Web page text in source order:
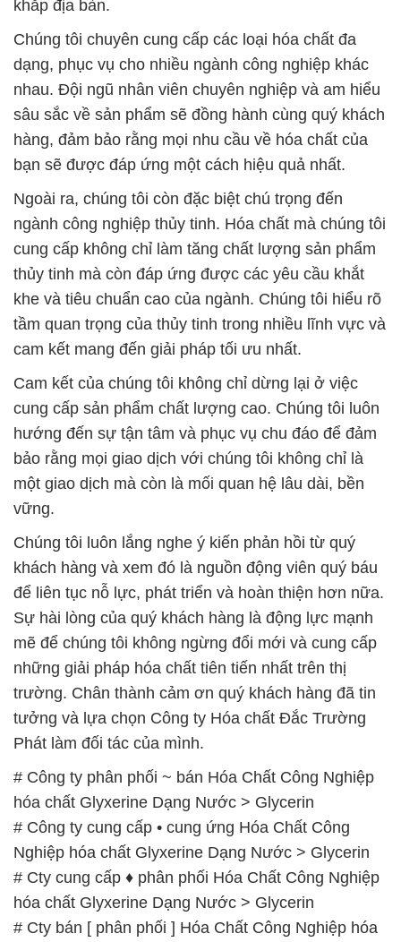
khắp địa bàn.
Chúng tôi chuyên cung cấp các loại hóa chất đa
dạng, phục vụ cho nhiều ngành công nghiệp khác
nhau. Đội ngũ nhân viên chuyên nghiệp và am hiểu
sâu sắc về sản phẩm sẽ đồng hành cùng quý khách
hàng, đảm bảo rằng mọi nhu cầu về hóa chất của
bạn sẽ được đáp ứng một cách hiệu quả nhất.
Ngoài ra, chúng tôi còn đặc biệt chú trọng đến
ngành công nghiệp thủy tinh. Hóa chất mà chúng tôi
cung cấp không chỉ làm tăng chất lượng sản phẩm
thủy tinh mà còn đáp ứng được các yêu cầu khắt
khe và tiêu chuẩn cao của ngành. Chúng tôi hiểu rõ
tầm quan trọng của thủy tinh trong nhiều lĩnh vực và
cam kết mang đến giải pháp tối ưu nhất.
Cam kết của chúng tôi không chỉ dừng lại ở việc
cung cấp sản phẩm chất lượng cao. Chúng tôi luôn
hướng đến sự tận tâm và phục vụ chu đáo để đảm
bảo rằng mọi giao dịch với chúng tôi không chỉ là
một giao dịch mà còn là mối quan hệ lâu dài, bền
vững.
Chúng tôi luôn lắng nghe ý kiến phản hồi từ quý
khách hàng và xem đó là nguồn động viên quý báu
để liên tục nỗ lực, phát triển và hoàn thiện hơn nữa.
Sự hài lòng của quý khách hàng là động lực mạnh
mẽ để chúng tôi không ngừng đổi mới và cung cấp
những giải pháp hóa chất tiên tiến nhất trên thị
trường. Chân thành cảm ơn quý khách hàng đã tin
tưởng và lựa chọn Công ty Hóa chất Đắc Trường
Phát làm đối tác của mình.
# Công ty phân phối ~ bán Hóa Chất Công Nghiệp
hóa chất Glyxerine Dạng Nước > Glycerin
# Công ty cung cấp • cung ứng Hóa Chất Công
Nghiệp hóa chất Glyxerine Dạng Nước > Glycerin
# Cty cung cấp ♦ phân phối Hóa Chất Công Nghiệp
hóa chất Glyxerine Dạng Nước > Glycerin
# Cty bán [ phân phối ] Hóa Chất Công Nghiệp hóa